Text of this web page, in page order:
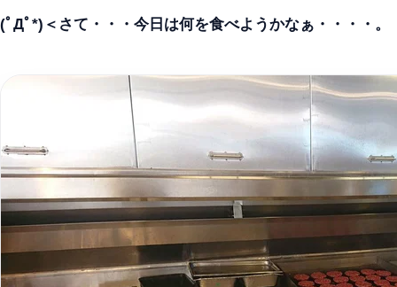
(ﾟДﾟ*)＜さて・・・今日は何を食べようかなぁ・・・・。